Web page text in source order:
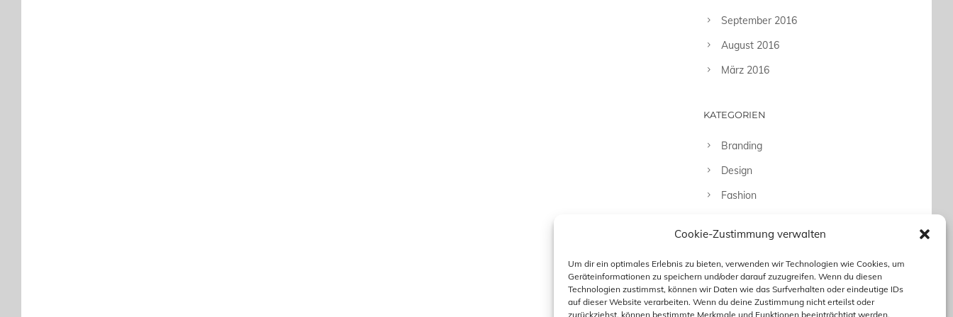
Cookie-Zustimmung verwalten
Um dir ein optimales Erlebnis zu bieten, verwenden wir Technologien wie Cookies, um
Geräteinformationen zu speichern und/oder darauf zuzugreifen. Wenn du diesen
Technologien zustimmst, können wir Daten wie das Surfverhalten oder eindeutige IDs
auf dieser Website verarbeiten. Wenn du deine Zustimmung nicht erteilst oder
zurückziehst, können bestimmte Merkmale und Funktionen beeinträchtigt werden.
September 2016
August 2016
März 2016
KATEGORIEN
Branding
Design
Fashion